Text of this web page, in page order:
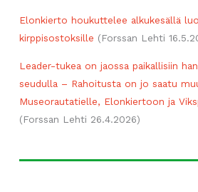
Elonkierto houkuttelee alkukesällä
kirppisostoksille (Forssan Lehti
Leader-​tukea on jaossa paikallisiin
seudulla – Rahoitusta on jo saatu
Museorautatielle, Elonkiertoon ja
(Forssan Lehti 26.4.2026)